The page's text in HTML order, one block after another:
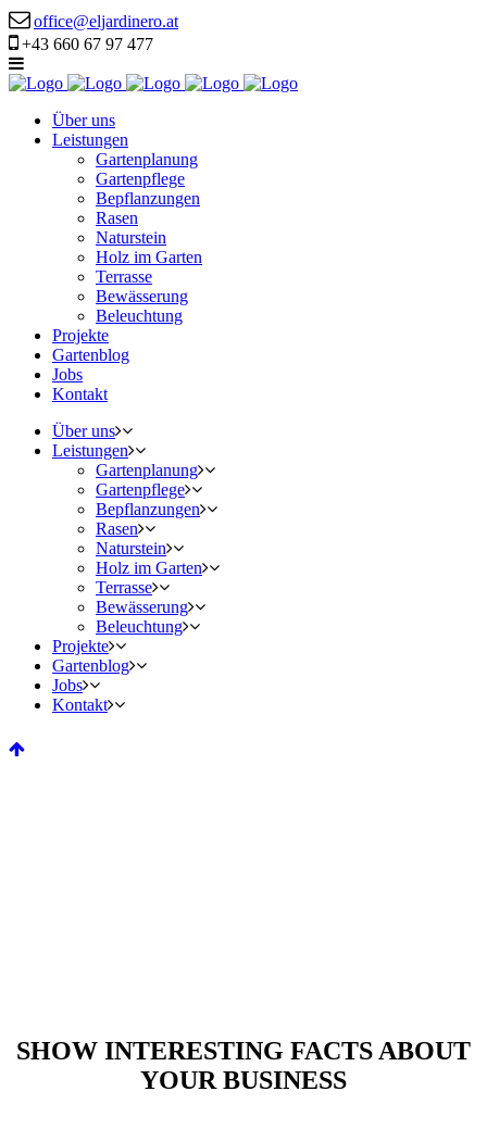
office@eljardinero.at
+43 660 67 97 477
Über uns
Leistungen
Gartenplanung
Gartenpflege
Bepflanzungen
Rasen
Naturstein
Holz im Garten
Terrasse
Bewässerung
Beleuchtung
Projekte
Gartenblog
Jobs
Kontakt
Über uns
Leistungen
Gartenplanung
Gartenpflege
Bepflanzungen
Rasen
Naturstein
Holz im Garten
Terrasse
Bewässerung
Beleuchtung
Projekte
Gartenblog
Jobs
Kontakt
SHOW INTERESTING FACTS ABOUT
YOUR BUSINESS